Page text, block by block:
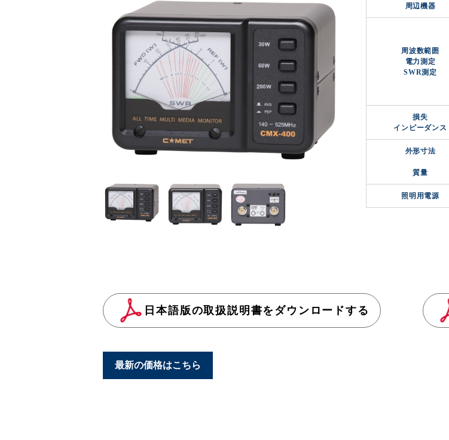
周辺機器
周波数範囲
電力測定
SWR測定
損失
インピーダンス
外形寸法
質量
照明用電源
日本語版の取扱説明書をダウンロードする
最新の価格はこちら